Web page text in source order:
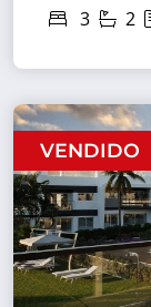
3
2
VENDIDO